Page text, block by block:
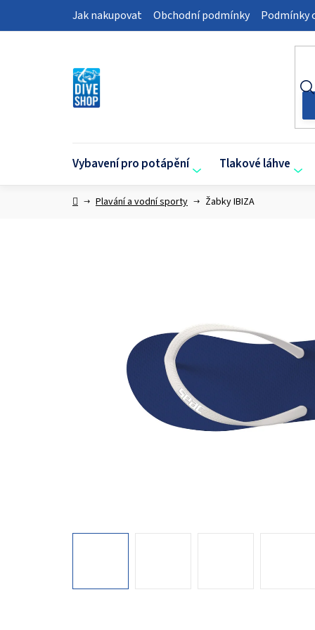
Jak nakupovat Obchodní podmínky Podmínky
Vybavení pro potápění Tlakové láhve
DomůPlavání a vodní sporty Žabky IBIZA